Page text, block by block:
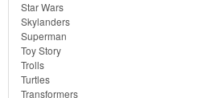
Fairies
Megabloks
Star Wars
Skylanders
Superman
Toy Story
Trolls
Turtles
Transformers